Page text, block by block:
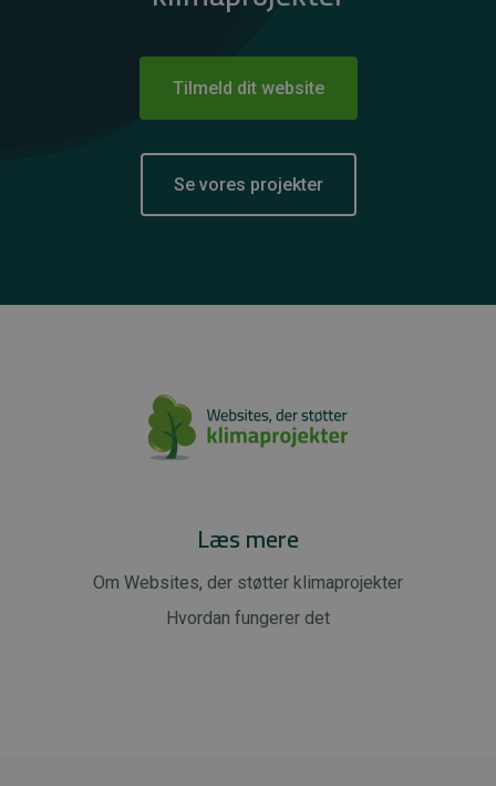
Tilmeld dit website
Se vores projekter
Læs mere
Om Websites, der støtter klimaprojekter
Hvordan fungerer det